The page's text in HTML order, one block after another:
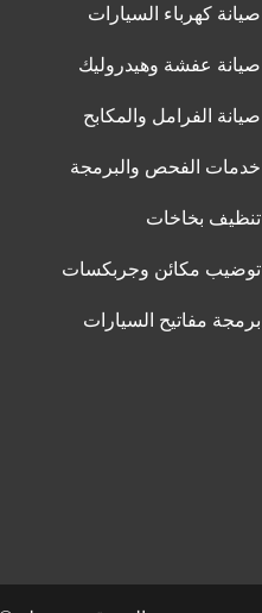
صيانة كهرباء السيارات
صيانة عفشة وهيدروليك
صيانة الفرامل والمكابح
خدمات الفحص والبرمجة
تنظيف بخاخات
توضيب مكائن وجربكسات
برمجة مفاتيح السيارات